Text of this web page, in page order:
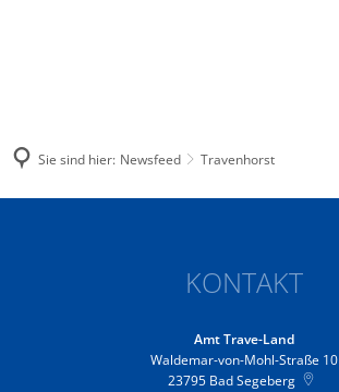
Sie sind hier: Newsfeed Travenhorst
KONTAKT
Amt Trave-Land
Waldemar-von-Mohl-Straße 10
23795 Bad Segeberg